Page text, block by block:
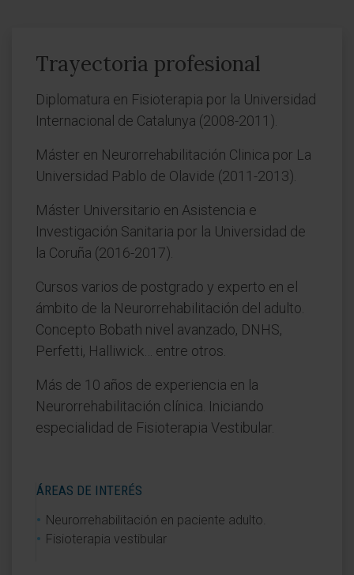
Trayectoria profesional
Diplomatura en Fisioterapia por la Universidad
Internacional de Catalunya (2008-2011).
Máster en Neurorrehabilitación Clinica por La
Universidad Pablo de Olavide (2011-2013).
Máster Universitario en Asistencia e
Investigación Sanitaria por la Universidad de
la Coruña (2016-2017).
Cursos varios de postgrado y experto en el
ámbito de la Neurorrehabilitación del adulto.
Concepto Bobath nivel avanzado, DNHS,
Perfetti, Halliwick… entre otros.
Más de 10 años de experiencia en la
Neurorrehabilitación clínica. Iniciando
especialidad de Fisioterapia Vestibular.
ÁREAS DE INTERÉS
Neurorrehabilitación en paciente adulto.
Fisioterapia vestibular